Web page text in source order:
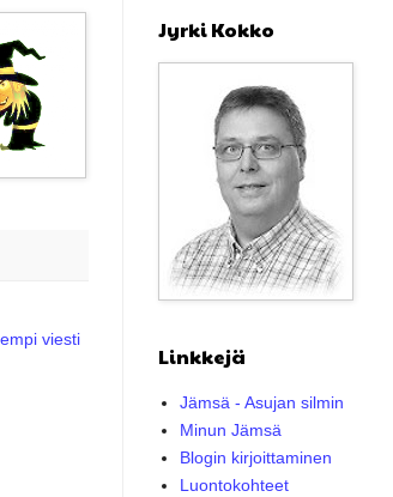
viesti
Jyrki Kokko
Linkkejä
Jämsä - Asujan silmin
Minun Jämsä
Blogin kirjoittaminen
Luontokohteet